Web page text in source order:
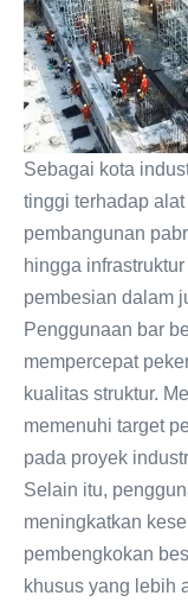
Sebagai kota
tinggi terhadap
pembangunan
hingga
pembesian dalam
Penggunaan bar
mempercepat
kualitas struktur.
memenuhi target
pada proyek
Selain itu,
meningkatkan
pembengkokan
khusus yang lebih